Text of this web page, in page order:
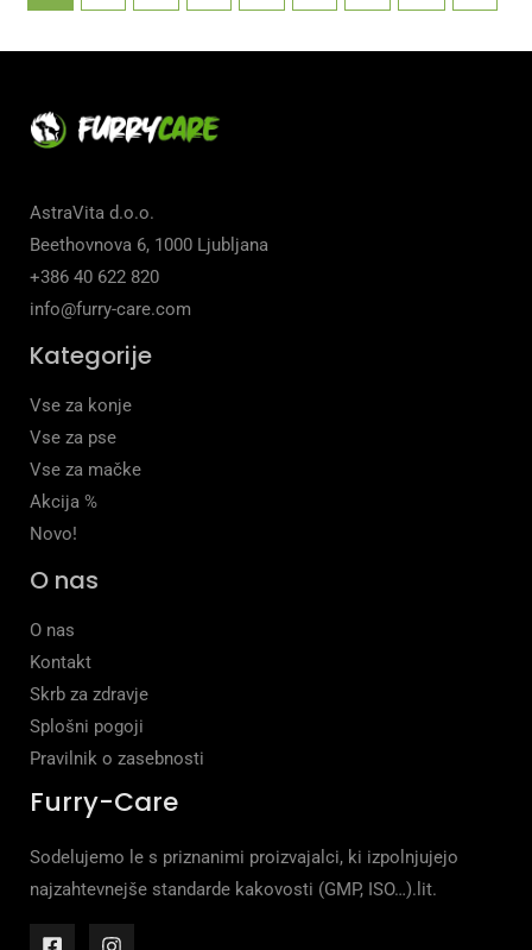
AstraVita d.o.o.
Beethovnova 6, 1000 Ljubljana
+386 40 622 820
info@furry-care.com
Kategorije
Vse za konje
Vse za pse
Vse za mačke
Akcija %
Novo!
O nas
O nas
Kontakt
Skrb za zdravje
Splošni pogoji
Pravilnik o zasebnosti
Furry-Care
Sodelujemo le s priznanimi proizvajalci, ki izpolnjujejo
najzahtevnejše standarde kakovosti (GMP, ISO…).lit.